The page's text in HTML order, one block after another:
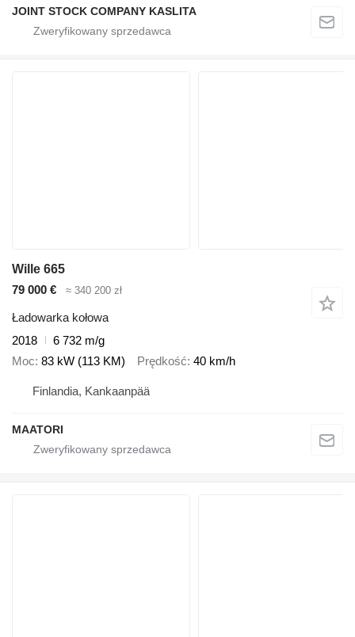
JOINT STOCK COMPANY KASLITA
Wille 665
79 000 €
≈ 340 200 zł
Ładowarka kołowa
2018
6 732 m/g
Moc 83 kW (113 KM) Prędkość 40 km/h
Finlandia, Kankaanpää
MAATORI